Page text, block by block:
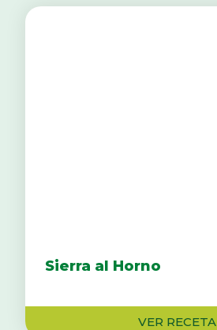
Sierra al Horno
VER RECETA